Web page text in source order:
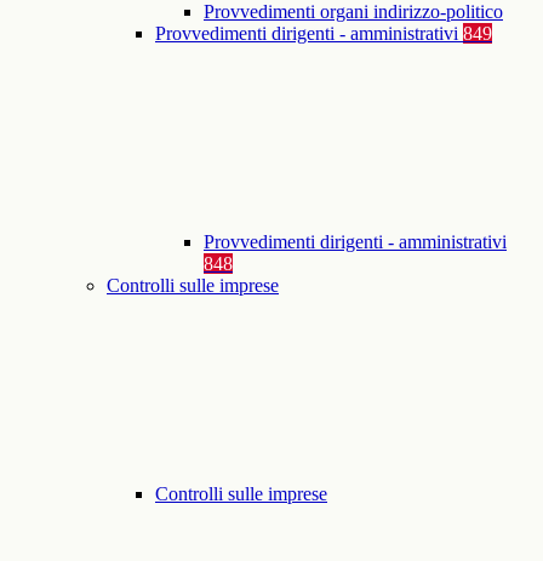
Provvedimenti organi indirizzo-politico
Provvedimenti dirigenti - amministrativi 849
Provvedimenti dirigenti - amministrativi
848
Controlli sulle imprese
Controlli sulle imprese